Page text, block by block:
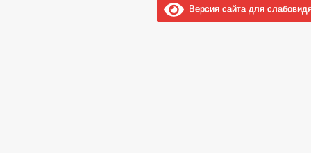
Версия сайта для